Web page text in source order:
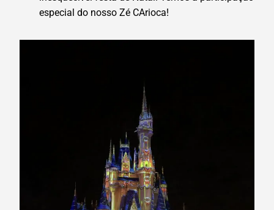
especial do nosso Zé CArioca!